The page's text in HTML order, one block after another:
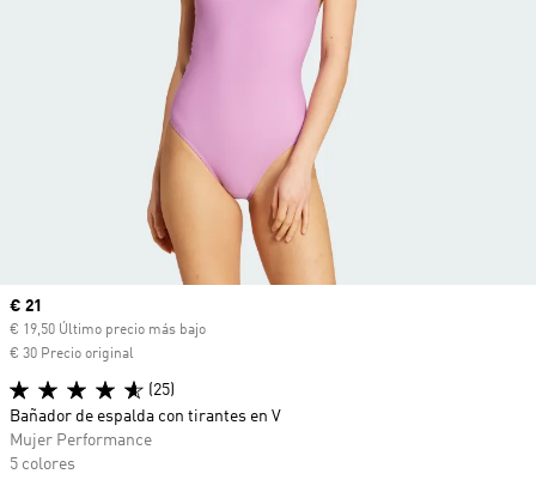
Precio actual
€ 21
€ 19,50 Último precio más bajo
€ 30 Precio original
(25)
Bañador de espalda con tirantes en V
Mujer Performance
5 colores